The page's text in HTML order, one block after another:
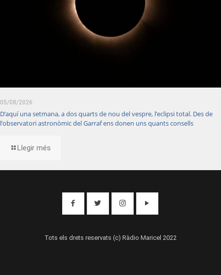
05/08/2026
D’aquí una setmana, a dos quarts de nou del vespre, l’eclipsi total. Des de
l’observatori astronòmic del Garraf ens donen uns quants consells
Llegir més
Tots els drets reservats (c) Ràdio Maricel 2022